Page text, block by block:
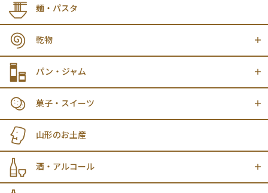
麺・パスタ
乾物
パン・ジャム
菓子・スイーツ
山形のお土産
酒・アルコール